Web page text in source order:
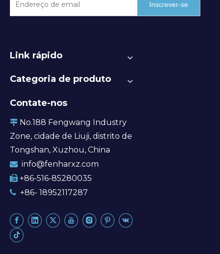
Inscrever-se
Link rápido
Categoria de produto
Contate-nos
 No.188 Fengwang Industry
Zone, cidade de Liuji, distrito de
Tongshan, Xuzhou, China
 info@fenharxz.com
 +86-516-85280035
 +86- 18952117287